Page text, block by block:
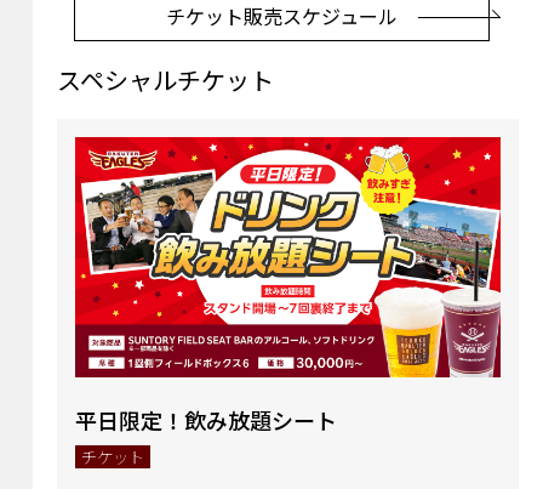
チケット販売スケジュール
スペシャルチケット
平日限定！飲み放題シート
チケット